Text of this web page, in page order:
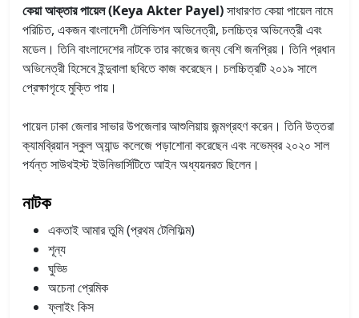
কেয়া আক্তার পায়েল (Keya Akter Payel)সাধারণত কেয়া পায়েল নামে
পরিচিত, একজন বাংলাদেশী টেলিভিশন অভিনেত্রী, চলচ্চিত্র অভিনেত্রী এবং
মডেল। তিনি বাংলাদেশের নাটকে তার কাজের জন্য বেশি জনপ্রিয়। তিনি প্রধান
অভিনেত্রী হিসেবে ইন্দুবালা ছবিতে কাজ করেছেন। চলচ্চিত্রটি ২০১৯ সালে
প্রেক্ষাগৃহে মুক্তি পায়।
পায়েল ঢাকা জেলার সাভার উপজেলার আশুলিয়ায় জন্মগ্রহণ করেন। তিনি উত্তরা
ক্যামব্রিয়ান স্কুল অ্যান্ড কলেজে পড়াশোনা করেছেন এবং নভেম্বর ২০২০ সাল
পর্যন্ত সাউথইস্ট ইউনিভার্সিটিতে আইন অধ্যয়নরত ছিলেন।
নাটক
একতাই আমার তুমি (প্রথম টেলিফিল্ম)
শূন্য
ঘুড্ডি
অচেনা প্রেমিক
ফ্লাইং কিস